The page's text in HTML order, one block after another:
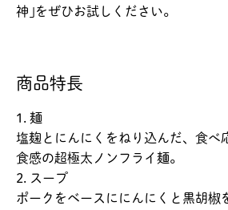
神｣をぜひお試しください。
商品特長
1. 麺
塩麹とにんにくをねり込んだ、食べ
食感の超極太ノンフライ麺。
2. スープ
ポークをベースににんにくと黒胡椒